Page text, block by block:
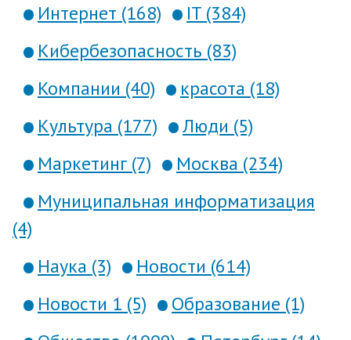
Интернет (168)
IT (384)
Кибербезопасность (83)
Компании (40)
красота (18)
Культура (177)
Люди (5)
Маркетинг (7)
Москва (234)
Муниципальная информатизация
(4)
Наука (3)
Новости (614)
Новости 1 (5)
Образование (1)